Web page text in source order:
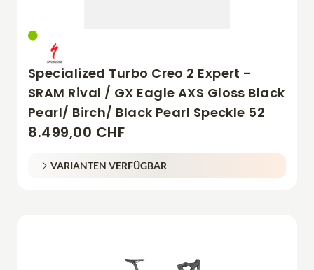
Specialized Turbo Creo 2 Expert -
SRAM Rival / GX Eagle AXS Gloss Black
Pearl/ Birch/ Black Pearl Speckle 52
8.499,00 CHF
VARIANTEN VERFÜGBAR